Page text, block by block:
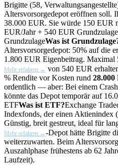
Brigitte (58,
Altersvorsorgedepot eröffnen soll.
38.000 EUR. Sie würde 150 EUR
EUR/Jahr + 540 EUR
GrundzulageWas ist
Altersvorsorgedepot: 50% auf die
1.800 EUR Eigenbeitrag. Maximal
Mehr erfahren → von 540 EUR
% Rendite vor Kosten rund 28.000
ordentlich — aber: Bei einem
könnte das Depot temporär auf
ETFWas ist ETF?Exchange
Indexfonds, der einen
Günstig, breit gestreut, ideal für
Mehr erfahren →-Depot hätte Brigitte
weiterzuwarten. Beim
Auszahlphase frühestens ab 62
Laufzeit).